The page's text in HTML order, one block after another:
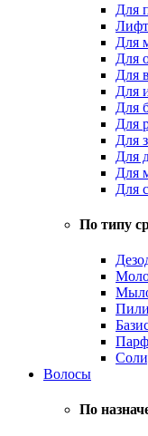
Для
Для
Для
Для
Для
Для
Для
Для
Для
Для
Для
По типу
Волосы
По